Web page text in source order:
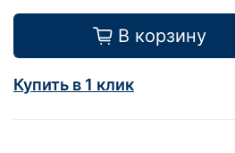
В корзину
Купить в 1 клик